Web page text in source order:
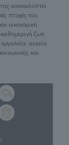
ανακαλύπτει
πτυχές του
οικονομική
ζωή
αγγεία
και